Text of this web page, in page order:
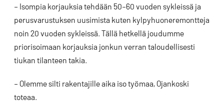
– Isompia korjauksia tehdään 50–60 vuoden sykleissä ja
perusvarustuksen uusimista kuten kylpyhuoneremontteja
noin 20 vuoden sykleissä. Tällä hetkellä joudumme
priorisoimaan korjauksia jonkun verran taloudellisesti
tiukan tilanteen takia.
– Olemme silti rakentajille aika iso työmaa, Ojankoski
toteaa.